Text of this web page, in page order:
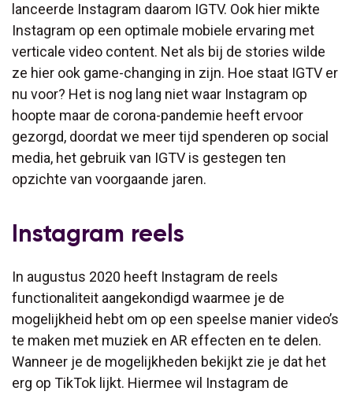
lanceerde Instagram daarom IGTV. Ook hier mikte
Instagram op een optimale mobiele ervaring met
verticale video content. Net als bij de stories wilde
ze hier ook game-changing in zijn. Hoe staat IGTV er
nu voor? Het is nog lang niet waar Instagram op
hoopte maar de corona-pandemie heeft ervoor
gezorgd, doordat we meer tijd spenderen op social
media, het gebruik van IGTV is gestegen ten
opzichte van voorgaande jaren.
Instagram reels
In augustus 2020 heeft Instagram de reels
functionaliteit aangekondigd waarmee je de
mogelijkheid hebt om op een speelse manier video’s
te maken met muziek en AR effecten en te delen.
Wanneer je de mogelijkheden bekijkt zie je dat het
erg op TikTok lijkt. Hiermee wil Instagram de